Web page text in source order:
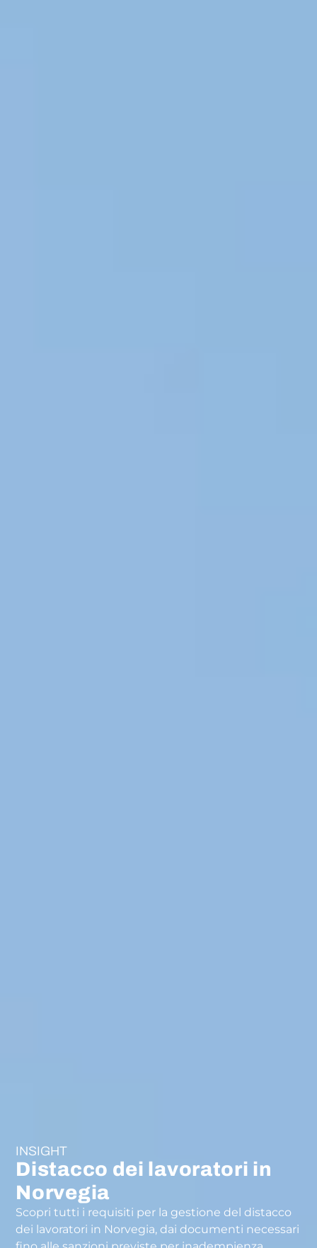
INSIGHT
Distacco dei lavoratori in
Norvegia
Scopri tutti i requisiti per la gestione del distacco
dei lavoratori in Norvegia, dai documenti necessari